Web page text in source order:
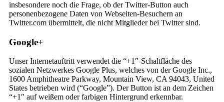
insbesondere noch die Frage, ob der Twitter-Button auch
personenbezogene Daten von Webseiten-Besuchern an
Twitter.com übermittelt, die nicht Mitglieder bei Twitter sind.
Google+
Unser Internetauftritt verwendet die “+1″-Schaltfläche des
sozialen Netzwerkes Google Plus, welches von der Google Inc.,
1600 Amphitheatre Parkway, Mountain View, CA 94043, United
States betrieben wird (“Google”). Der Button ist an dem Zeichen
“+1″ auf weißem oder farbigen Hintergrund erkennbar.